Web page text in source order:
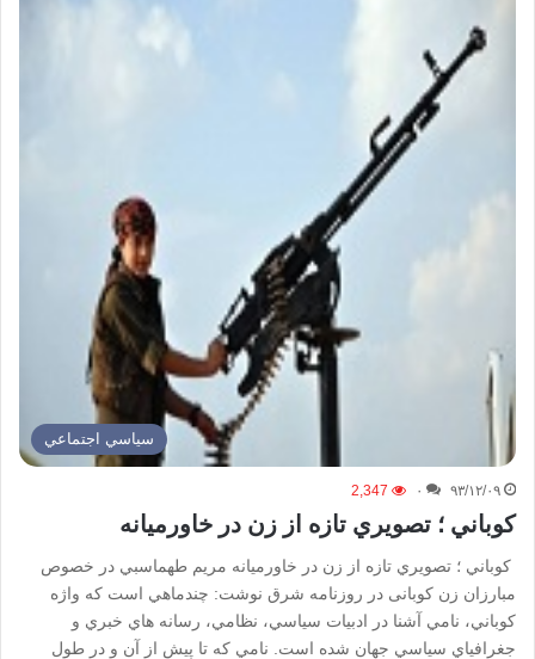
سياسي اجتماعي
۹۳/۱۲/۰۹ ۰ 2,347
كوباني ؛ تصويري تازه از زن در خاورميانه
كوباني ؛ تصويري تازه از زن در خاورميانه مريم طهماسبي در خصوص
مبارزان زن کوبانی در روزنامه شرق نوشت: چندماهي است که واژه
کوباني، نامي آشنا در ادبيات سياسي، نظامي، رسانه هاي خبري و
جغرافياي سياسي جهان شده است. نامي که تا پيش از آن و در طول